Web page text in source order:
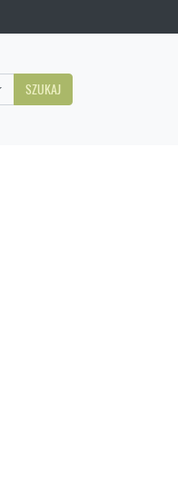
SZUKAJ